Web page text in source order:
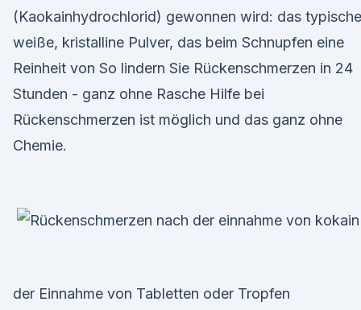
(Kaokainhydrochlorid) gewonnen wird: das typische
weiße, kristalline Pulver, das beim Schnupfen eine
Reinheit von So lindern Sie Rückenschmerzen in 24
Stunden - ganz ohne Rasche Hilfe bei
Rückenschmerzen ist möglich und das ganz ohne
Chemie.
der Einnahme von Tabletten oder Tropfen